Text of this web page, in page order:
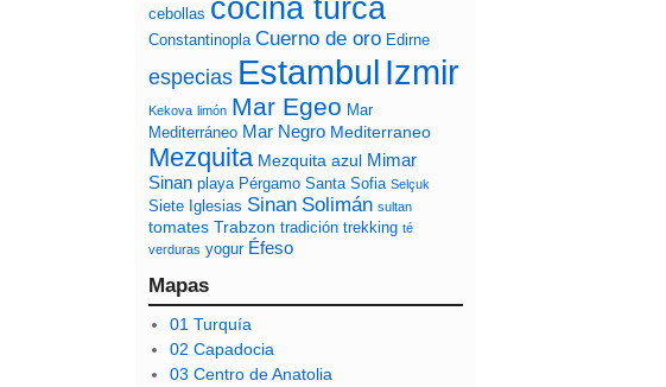
cebollas
Constantinopla Cuerno de oro Edirne
especias Estambul Izmir
Kekova limón Mar Egeo Mar
Mediterráneo Mar Negro Mediterraneo
Mezquita Mezquita azul Mimar
Sinan playa Pérgamo Santa Sofia Selçuk
Siete Iglesias Sinan Solimán sultan
tomates Trabzon tradición trekking té
verduras yogur Éfeso
Mapas
01 Turquía
02 Capadocia
03 Centro de Anatolia